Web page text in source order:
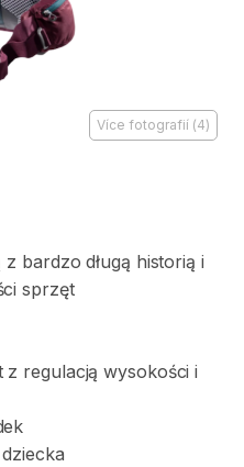
Více fotografií (4)
z bardzo długą historią i
sprzęt
z regulacją wysokości i
dziecka